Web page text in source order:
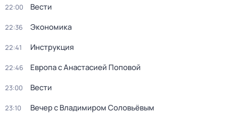
22:00 Вести
22:36 Экономика
22:41 Инструкция
22:46 Европа с Анастасией Поповой
23:00 Вести
23:10 Вечер с Владимиром Соловьёвым